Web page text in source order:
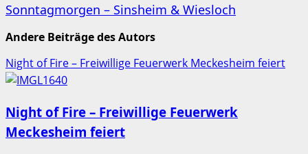
Sonntagmorgen – Sinsheim & Wiesloch
Andere Beiträge des Autors
Night of Fire – Freiwillige Feuerwerk Meckesheim feiert
Night of Fire – Freiwillige Feuerwerk
Meckesheim feiert